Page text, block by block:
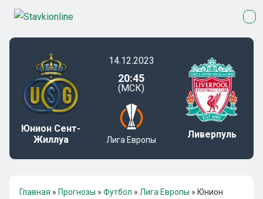
Юнион Сент-
Жиллуа
14.12.2023
20:45
(МСК)
Лига Европы Ливерпуль
Главная » Прогнозы » Футбол » Лига Европы » Юнион